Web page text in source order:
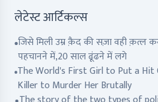
लेटेस्ट आर्टिकल्स
जिसे मिली उम्र क़ैद की सज़ा वही क़त्ल
पहचानने में,20 साल ढूंढने में लगे
The World's First Girl to Put a
Killer to Murder Her Brutally